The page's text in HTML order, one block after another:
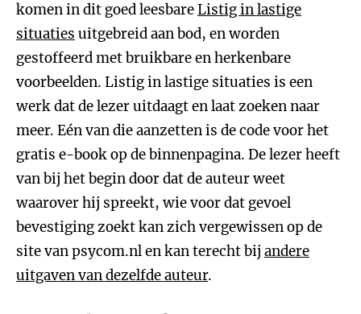
komen in dit goed leesbareListig in lastige
situaties uitgebreid aan bod, en worden
gestoffeerd met bruikbare en herkenbare
voorbeelden. Listig in lastige situaties is een
werk dat de lezer uitdaagt en laat zoeken naar
meer. Eén van die aanzetten is de code voor het
gratis e-book op de binnenpagina. De lezer heeft
van bij het begin door dat de auteur weet
waarover hij spreekt, wie voor dat gevoel
bevestiging zoekt kan zich vergewissen op de
site van psycom.nl en kan terecht bij andere
uitgaven van dezelfde auteur.